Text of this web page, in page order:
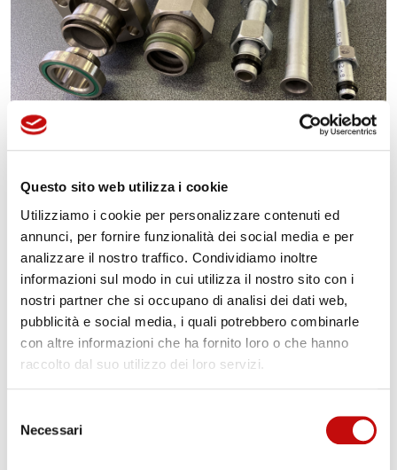
Questo sito web utilizza i cookie
Utilizziamo i cookie per personalizzare contenuti ed
annunci, per fornire funzionalità dei social media e per
analizzare il nostro traffico. Condividiamo inoltre
informazioni sul modo in cui utilizza il nostro sito con i
nostri partner che si occupano di analisi dei dati web,
pubblicità e social media, i quali potrebbero combinarle
con altre informazioni che ha fornito loro o che hanno
raccolto dal suo utilizzo dei loro servizi.
delNecessari
Raccordi, adattatori e innesti
rapidi
Flodraulic Fluid Conveyance fornisce una gamma
completa di raccordi, adattatori e connessioni
Parker, disponibili in differenti configurazioni,
materiali e filettature.
I nostri componenti assicuranoaffidabilità,
presenza di pressioni elevate o fluidi aggressivi.